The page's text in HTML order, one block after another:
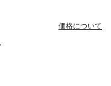
価格について